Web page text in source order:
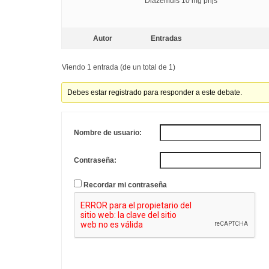
Autor Entradas
Viendo 1 entrada (de un total de 1)
Debes estar registrado para responder a este debate.
Nombre de usuario:
Contraseña:
Recordar mi contraseña